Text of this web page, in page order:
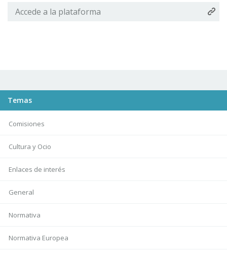
Accede a la plataforma
Temas
Comisiones
Cultura y Ocio
Enlaces de interés
General
Normativa
Normativa Europea